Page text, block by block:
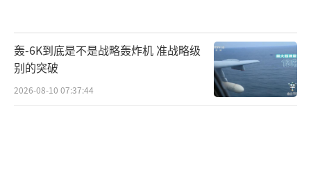
轰-6K到底是不是战略轰炸机 准战略级
别的突破
2026-08-10 07:37:44